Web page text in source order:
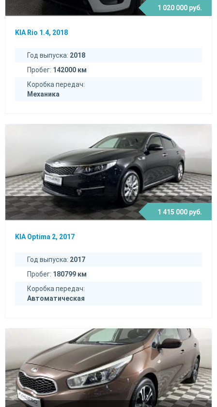
1 020 000 руб.
KIA Rio 1.4, 2018
Год выпуска: 2018
Пробег: 142000 км
Коробка передач:
Механика
1 415 000 руб.
KIA Optima 2, 2017
Год выпуска: 2017
Пробег: 180799 км
Коробка передач:
Автоматическая